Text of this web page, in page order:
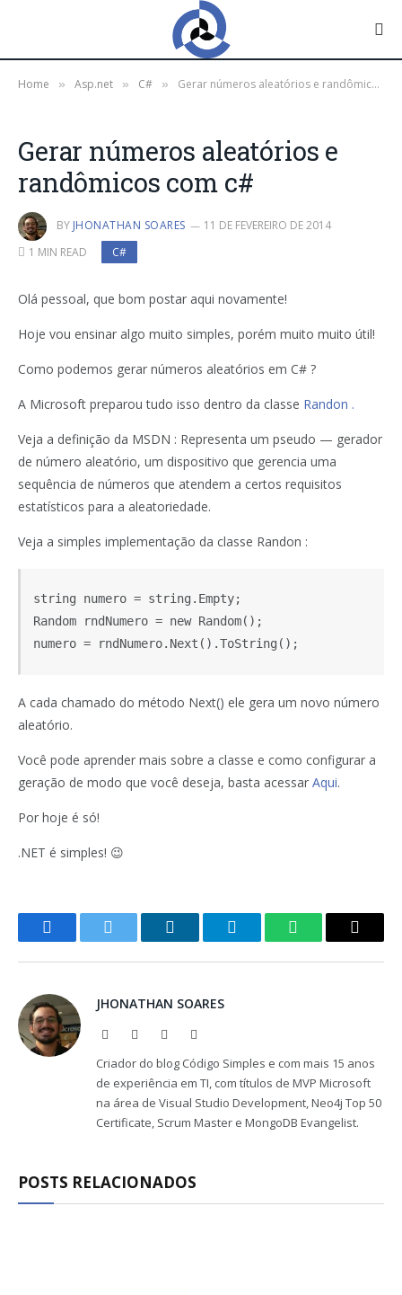
Home » Asp.net » C# » Gerar números aleatórios e randômicos com c#
Gerar números aleatórios e
randômicos com c#
BY JHONATHAN SOARES
11 DE FEVEREIRO DE 2014
1 MIN READ
C#
Olá pessoal, que bom postar aqui novamente!
Hoje vou ensinar algo muito simples, porém muito muito útil!
Como podemos gerar números aleatórios em C# ?
A Microsoft preparou tudo isso dentro da classe Randon .
Veja a definição da MSDN : Representa um pseudo — gerador
de número aleatório, um dispositivo que gerencia uma
sequência de números que atendem a certos requisitos
estatísticos para a aleatoriedade.
Veja a simples implementação da classe Randon :
string numero = string.Empty;
Random rndNumero = new Random();
A cada chamado do método Next() ele gera um novo número
aleatório.
Você pode aprender mais sobre a classe e como configurar a
geração de modo que você deseja, basta acessar Aqui.
Por hoje é só!
.NET é simples! 😉
FacebookTwitter LinkedInTelegramWhatsAppCopy
JHONATHAN SOARES
Website Facebook
Criador do blog Código Simples e com mais 15 anos
de experiência em TI, com títulos de MVP Microsoft
na área de Visual Studio Development, Neo4j Top 50
Certificate, Scrum Master e MongoDB Evangelist.
POSTS RELACIONADOS